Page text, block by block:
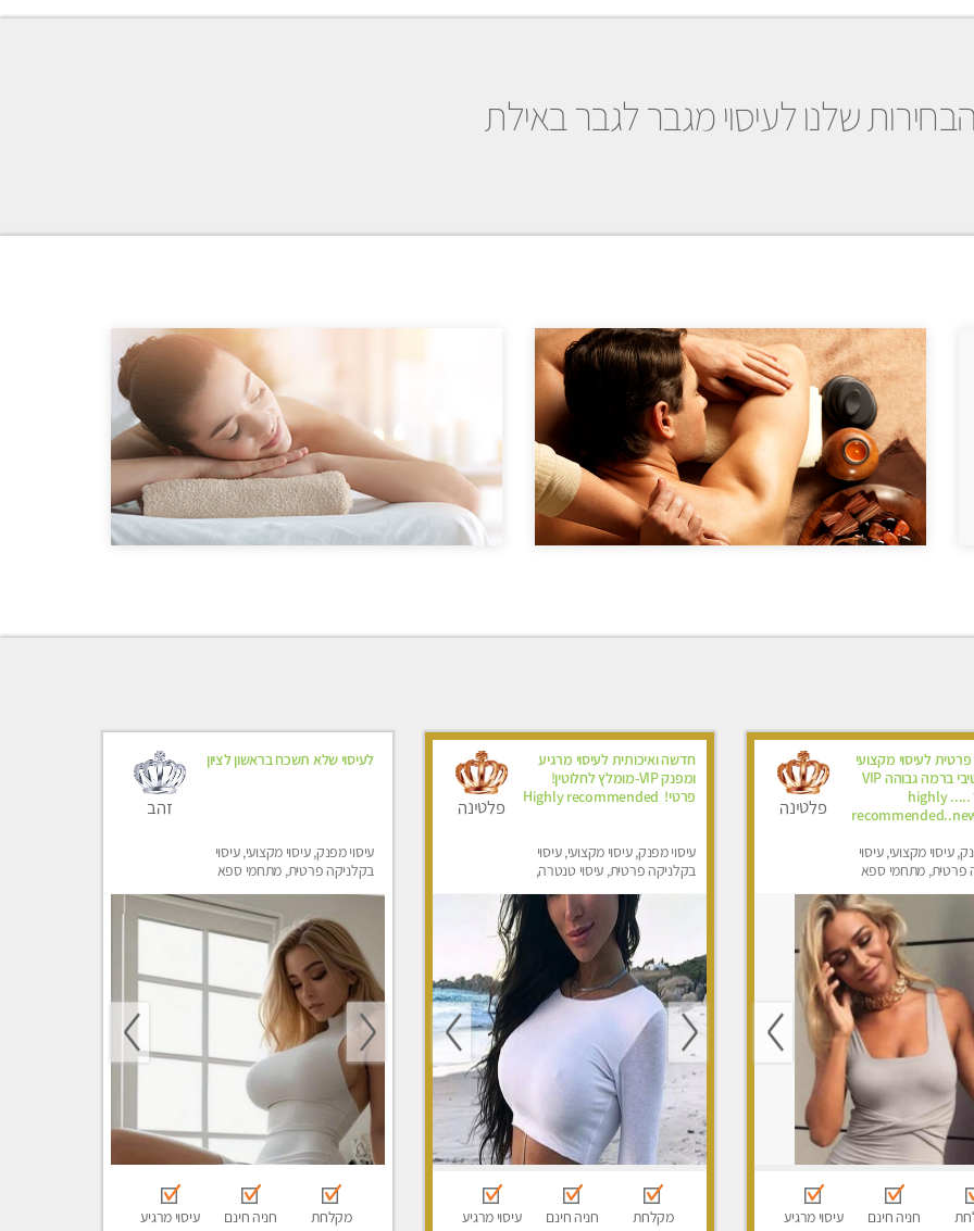
שלנו לעיסוי מגבר לגבר באילת
פרטית לעיסוי מקצועי
ואלטרנטיבי ברמה גבוהה VIP
תתקשר ..... highly
עיסוי מקצועי, עיסוי
פרטית, מתחמי ספא
טנטרה, עיסוי מגבר
מגבר לאישה
פלטינה
חניה חינם עיסוי מרגיע
חדשה ואיכותית לעיסוי מרגיע
ומפנק VIP-מומלץ לחלוטין!
פרטי! ​​​​​​ Highly recommended
עיסוי מפנק, עיסוי מקצועי, עיסוי
בקלניקה פרטית, עיסוי טנטרה,
פלטינה
מקלחת חניה חינם עיסוי מרגיע
לעיסוי שלא תשכח בראשון לציון
עיסוי מפנק, עיסוי מקצועי, עיסוי
בקלניקה פרטית, מתחמי ספא
זהב
מקלחת חניה חינם עיסוי מרגיע